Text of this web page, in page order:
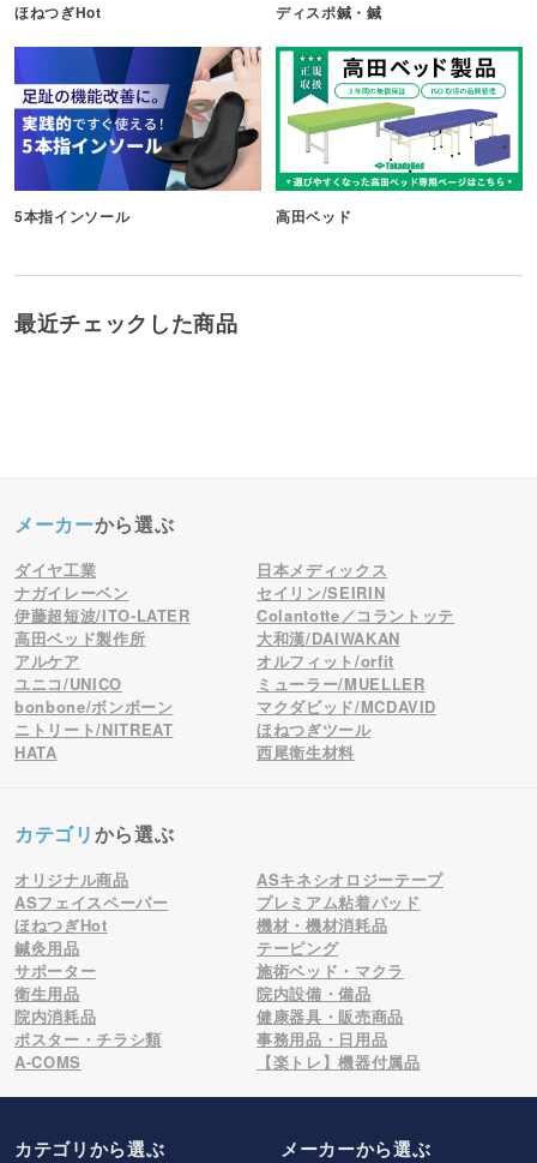
ほねつぎHot ディスポ鍼・鍼
5本指インソール 高田ベッド
最近チェックした商品
メーカーから選ぶ
ダイヤ工業
日本メディックス
ナガイレーベン
セイリン/SEIRIN
伊藤超短波/ITO-LATER
Colantotte／コラントッテ
高田ベッド製作所
大和漢/DAIWAKAN
アルケア
オルフィット/orfit
ユニコ/UNICO
ミューラー/MUELLER
bonbone/ボンボーン
マクダビッド/MCDAVID
ニトリート/NITREAT
ほねつぎツール
HATA
西尾衛生材料
カテゴリから選ぶ
オリジナル商品
ASキネシオロジーテープ
ASフェイスペーパー
プレミアム粘着パッド
ほねつぎHot
機材・機材消耗品
鍼灸用品
テーピング
サポーター
施術ベッド・マクラ
衛生用品
院内設備・備品
院内消耗品
健康器具・販売商品
ポスター・チラシ類
事務用品・日用品
A-COMS
【楽トレ】機器付属品
カテゴリから選ぶ メーカーから選ぶ